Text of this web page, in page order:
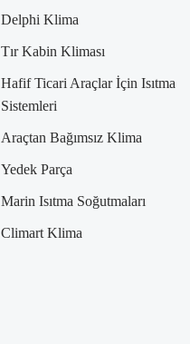
Delphi Klima
Tır Kabin Kliması
Hafif Ticari Araçlar İçin Isıtma
Sistemleri
Araçtan Bağımsız Klima
Yedek Parça
Marin Isıtma Soğutmaları
Climart Klima